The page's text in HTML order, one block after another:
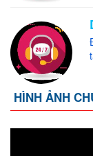
HÌNH ẢNH